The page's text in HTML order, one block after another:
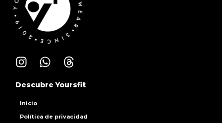
Inicio
Política de privacidad
Descubre Yoursfit